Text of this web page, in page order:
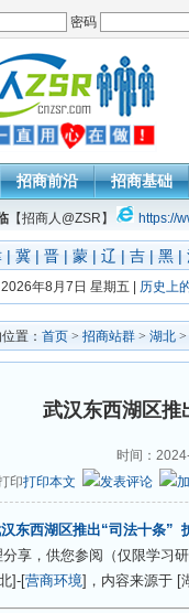
密码
招商前沿 招商基础
【招商人@ZSR】 https://
| 冀 | 晋 | 蒙 | 辽 | 吉 | 黑 |
2026年8月7日 星期五 | 历史上
置： 首页 > 招商站群 > 湖北 >
武汉东西湖区推
时间：
打印本文
发表评论
东西湖区推出“司法十条”
分享，供您参阅（仅限学习
]-[营商环境]，内容来源于 [